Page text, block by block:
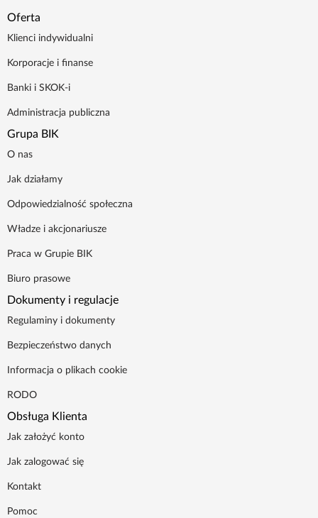
Oferta
Klienci indywidualni
Korporacje i finanse
Banki i SKOK-i
Administracja publiczna
Grupa BIK
O nas
Jak działamy
Odpowiedzialność społeczna
Władze i akcjonariusze
Praca w Grupie BIK
Biuro prasowe
Dokumenty i regulacje
Regulaminy i dokumenty
Bezpieczeństwo danych
Informacja o plikach cookie
RODO
Obsługa Klienta
Jak założyć konto
Jak zalogować się
Kontakt
Pomoc